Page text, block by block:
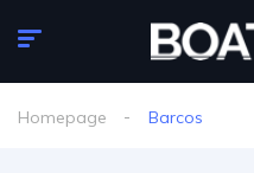
Homepage Barcos